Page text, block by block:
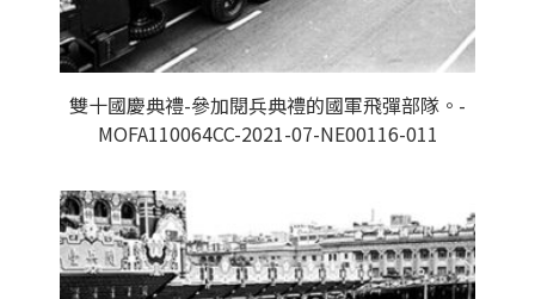
雙十國慶典禮-參加閱兵典禮的國軍飛彈部隊。-
MOFA110064CC-2021-07-NE00116-011